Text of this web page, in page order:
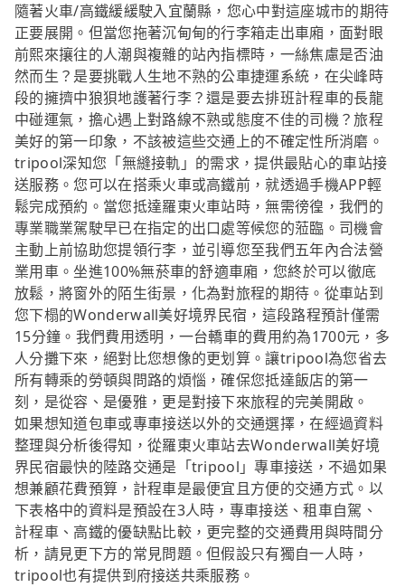
隨著火車/高鐵緩緩駛入宜蘭縣，您心中對這座城市的期待
正要展開。但當您拖著沉甸甸的行李箱走出車廂，面對眼
前熙來攘往的人潮與複雜的站內指標時，一絲焦慮是否油
然而生？是要挑戰人生地不熟的公車捷運系統，在尖峰時
段的擁擠中狼狽地護著行李？還是要去排班計程車的長龍
中碰運氣，擔心遇上對路線不熟或態度不佳的司機？旅程
美好的第一印象，不該被這些交通上的不確定性所消磨。
tripool深知您「無縫接軌」的需求，提供最貼心的車站接
送服務。您可以在搭乘火車或高鐵前，就透過手機APP輕
鬆完成預約。當您抵達羅東火車站時，無需徬徨，我們的
專業職業駕駛早已在指定的出口處等候您的蒞臨。司機會
主動上前協助您提領行李，並引導您至我們五年內合法營
業用車。坐進100%無菸車的舒適車廂，您終於可以徹底
放鬆，將窗外的陌生街景，化為對旅程的期待。從車站到
您下榻的Wonderwall美好境界民宿，這段路程預計僅需
15分鐘。我們費用透明，一台轎車的費用約為1700元，多
人分攤下來，絕對比您想像的更划算。讓tripool為您省去
所有轉乘的勞頓與問路的煩惱，確保您抵達飯店的第一
刻，是從容、是優雅，更是對接下來旅程的完美開啟。
如果想知道包車或專車接送以外的交通選擇，在經過資料
整理與分析後得知，從羅東火車站去Wonderwall美好境
界民宿最快的陸路交通是「tripool」專車接送，不過如果
想兼顧花費預算，計程車是最便宜且方便的交通方式。以
下表格中的資料是預設在3人時，專車接送、租車自駕、
計程車、高鐵的優缺點比較，更完整的交通費用與時間分
析，請見更下方的常見問題。但假設只有獨自一人時，
tripool也有提供到府接送共乘服務。